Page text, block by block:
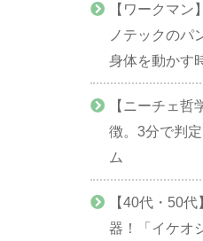
【ワークマン
ノテックのパ
身体を動かす
【ニーチェ
徴。3分で判
ム
【40代・50
器！「イケオ